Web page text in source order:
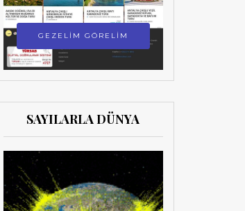
GEZELİM GÖRELİM
SAYILARLA DÜNYA